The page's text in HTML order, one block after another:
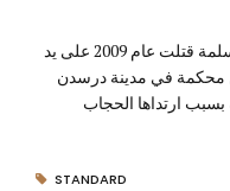
ومروة الشربيني هي صيدلانية مصرية مسلمة قتلت عام 2009 على يد
محكمة في مدينة درسدن
STANDARD